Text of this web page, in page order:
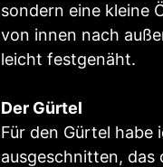
sondern eine kleine
von innen nach
leicht festgenäht.
Der Gürtel
Für den Gürtel habe
ausgeschnitten, das